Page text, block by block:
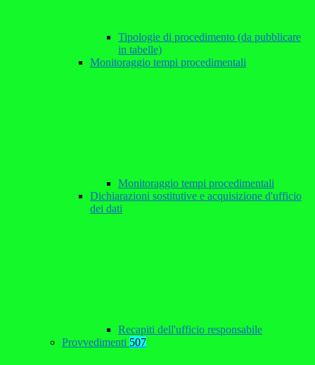
Tipologie di procedimento (da pubblicare
in tabelle)
Monitoraggio tempi procedimentali
Monitoraggio tempi procedimentali
Dichiarazioni sostitutive e acquisizione d'ufficio
dei dati
Recapiti dell'ufficio responsabile
Provvedimenti 507